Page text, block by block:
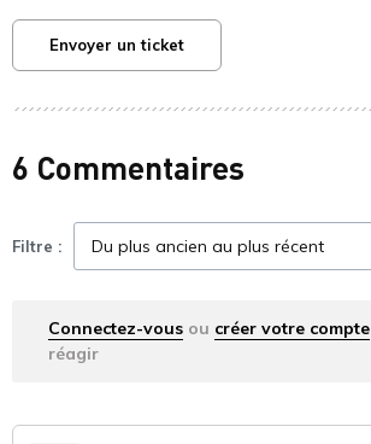
Envoyer un ticket
6 Commentaires
Filtre :
Connectez-vous ou créer votre compte
réagir